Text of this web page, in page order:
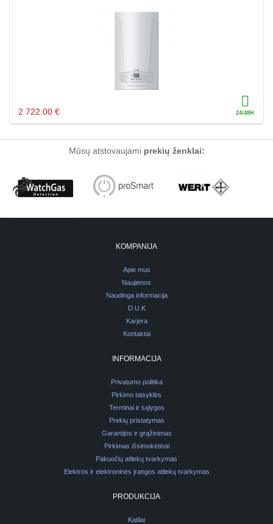
2 722.00 €
Mūsų atstovaujami prekių ženklai:
KOMPANIJA
Apie mus
Naujienos
Naudinga informacija
D.U.K
Karjera
Kontaktai
INFORMACIJA
Privatumo politika
Pirkimo taisyklės
Terminai ir sąlygos
Prekių pristatymas
Garantijos ir grąžinimas
Pirkimas išsimokėtinai
Pakuočių atliekų tvarkymas
Elektros ir elektroninės įrangos atliekų tvarkymas
PRODUKCIJA
Katilai